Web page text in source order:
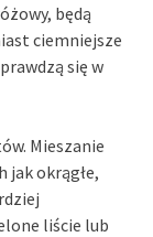
będą
ciemniejsze
się w
Mieszanie
jak okrągłe,
liście lub